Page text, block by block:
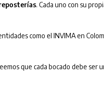
. Cada uno con su
como el INVIMA en
que cada bocado debe ser